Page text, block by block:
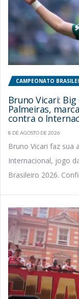
CAMPEONATO
Bruno Vicari:
Palmeiras,
contra o
8 DE AGOSTO DE 2026
Bruno Vicari faz sua
Internacional, jogo
Brasileiro 2026.